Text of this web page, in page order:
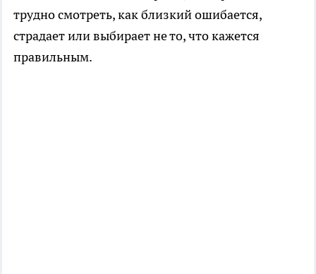
трудно смотреть, как близкий ошибается,
страдает или выбирает не то, что кажется
правильным.